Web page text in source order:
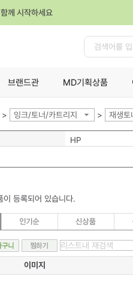
께 시작하세요
브랜드관 MD기획상품
> 잉크/토너/카트리지 > 재생토
HP
이 등록되어 있습니다.
이미지